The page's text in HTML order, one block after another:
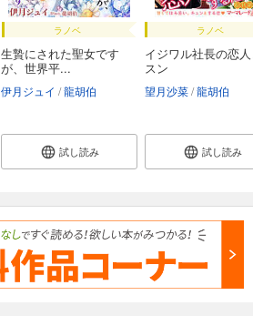
ラノベ
生贄にされた聖女です
が、世界平...
伊月ジュイ 龍胡伯
試し読み
ラノベ
イジワル社長の恋
スン
望月沙菜 龍胡伯
試し読み